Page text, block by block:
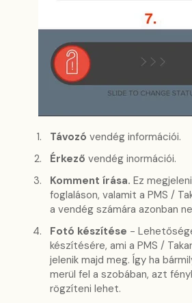
Távozó vendég információi.
Érkező vendég inormációi.
Komment írása. Ez
foglaláson, valamit a PMS /
a vendég számára azonban
Fotó készítése -
készítésére, ami a PMS /
jelenik majd meg. Így ha
merül fel a szobában, azt
rögzíteni lehet.